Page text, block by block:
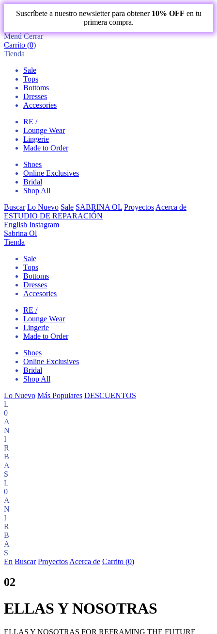
Suscríbete a nuestro newsletter para obtener 10% OFF en tu
primera compra.
Menú Cerrar
Carrito (0)
Tienda
Sale
Tops
Bottoms
Dresses
Accesories
RE /
Lounge Wear
Lingerie
Made to Order
Shoes
Online Exclusives
Bridal
Shop All
Buscar Lo Nuevo Sale SABRINA OL Proyectos Acerca de
ESTUDIO DE REPARACIÓN
English Instagram
Sabrina Ol
Tienda
Sale
Tops
Bottoms
Dresses
Accesories
RE /
Lounge Wear
Lingerie
Made to Order
Shoes
Online Exclusives
Bridal
Shop All
Lo Nuevo Más Populares DESCUENTOS
L
0
A
N
I
R
B
A
S
L
0
A
N
I
R
B
A
S
En Buscar Proyectos Acerca de Carrito (0)
02
ELLAS Y NOSOTRAS
ELLAS Y NOSOTRAS FOR REFRAMING THE FUTURE